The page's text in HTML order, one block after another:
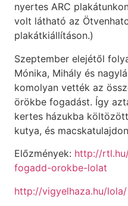
nyertes ARC
volt látható az
plakátkiállításon.)
Szeptember elejétől
Mónika, Mihály és
komolyan vették az
örökbe fogadást. Így
kertes házukba
kutya, és
Előzmények: http://
fogadd-orokbe-lolat
http://vigyelhaza.hu/lola/